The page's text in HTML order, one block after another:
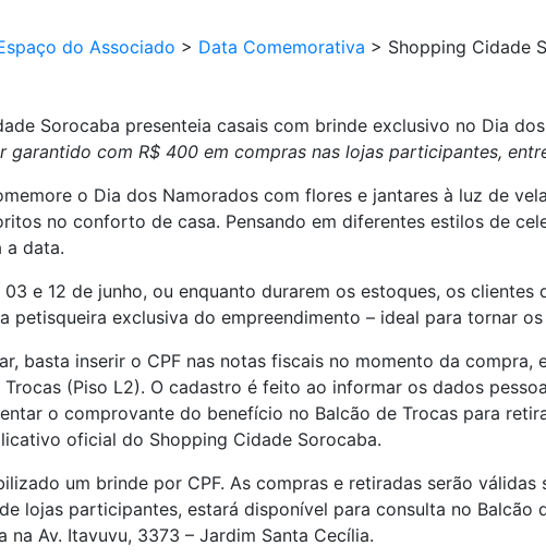
do Associado > Data Comemorativa > Shopping Cidade
Sorocaba presenteia casais com brinde exclusivo no Dia
garantido com R$ 400 em compras nas lojas participantes,
o Dia dos Namorados com flores e jantares à luz de
no conforto de casa. Pensando em diferentes estilos de
a data.
03 e 12 de junho, ou enquanto durarem os estoques, os
petisqueira exclusiva do empreendimento – ideal para tornar
basta inserir o CPF nas notas fiscais no momento da
Trocas (Piso L2). O cadastro é feito ao informar os dados
o comprovante do benefício no Balcão de Trocas para
oficial do Shopping Cidade Sorocaba.
um brinde por CPF. As compras e retiradas serão
lojas participantes, estará disponível para consulta no Balcão
na Av. Itavuvu, 3373 – Jardim Santa Cecília.